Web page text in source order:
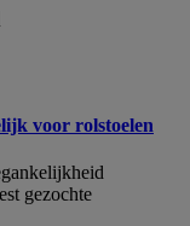
voor rolstoelen
gezochte